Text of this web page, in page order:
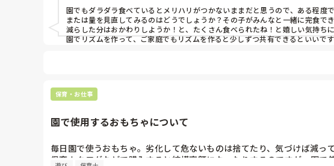
園でもダラダラ食べているとメリハリがつかないままだと思うので、ある程度
または量を見直してみるのはどうでしょうか？その子がみんなと一緒に完食で
減らした分はおかわりしようか！と、たくさん食べられたね！と嬉しい気持ち
園でリズムを作って、ご家庭でもリズムを作ると少しずつ共有できるといいで
保育・お仕事
園で使用するおもちゃについて
毎日園で使うおもちゃ。劣化して危ないものは捨てたり、気づけば減っ
保育カタログなどで購入すると結構高額になったりするのですが、園